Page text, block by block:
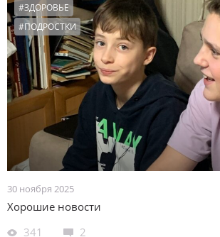
#ЗДОРОВЬЕ
#ПОДРОСТКИ
30 ноября 2025
Хорошие новости
341
2